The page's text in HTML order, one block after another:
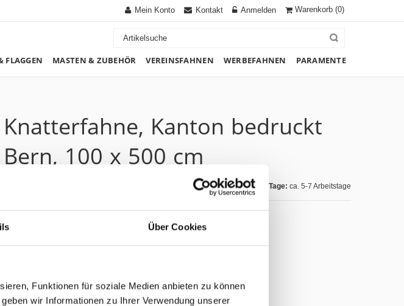
Über Cookies
Funktionen für soziale Medien anbieten zu können
wir Informationen zu Ihrer Verwendung unserer
Warenkorb (0)
Mein Konto Kontakt Anmelden
FLAGGEN MASTEN & ZUBEHÖR VEREINSFAHNEN WERBEFAHNEN PARAMENTE
Knatterfahne, Kanton bedruckt
Bern, 100 x 500 cm
Lieferzeit Tage: ca. 5-7 Arbeitstage
305.05 CHF
Art.Nr: A002031
1220.S100/500BE